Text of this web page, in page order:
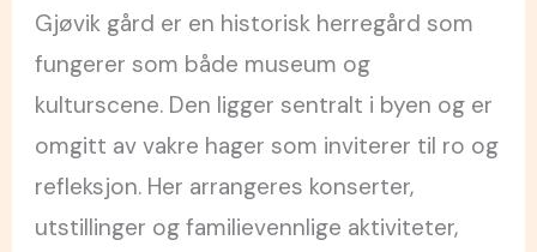
Gjøvik gård er en historisk herregård som
fungerer som både museum og
kulturscene. Den ligger sentralt i byen og er
omgitt av vakre hager som inviterer til ro og
refleksjon. Her arrangeres konserter,
utstillinger og familievennlige aktiviteter,